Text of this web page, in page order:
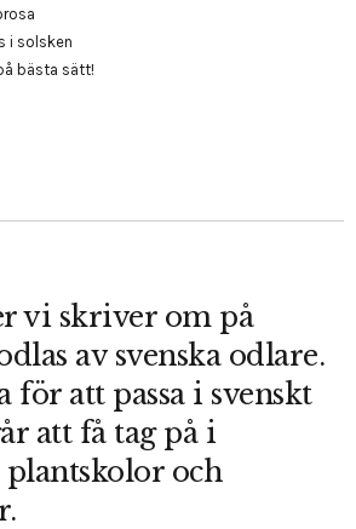
i solsken
bästa sätt!
vi skriver om på
av svenska odlare.
för att passa i svenskt
att få tag på i
och